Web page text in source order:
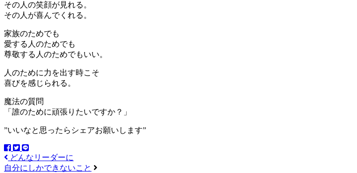
その人の笑顔が見れる。
その人が喜んでくれる。
家族のためでも
愛する人のためでも
尊敬する人のためでもいい。
人のために力を出す時こそ
喜びを感じられる。
魔法の質問
「誰のために頑張りたいですか？」
”いいなと思ったらシェアお願いします”
どんなリーダーに
自分にしかできないこと